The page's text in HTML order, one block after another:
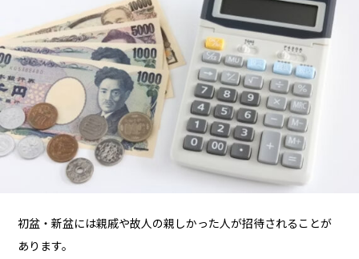
初盆・新盆には親戚や故人の親しかった人が招待されることが
あります。